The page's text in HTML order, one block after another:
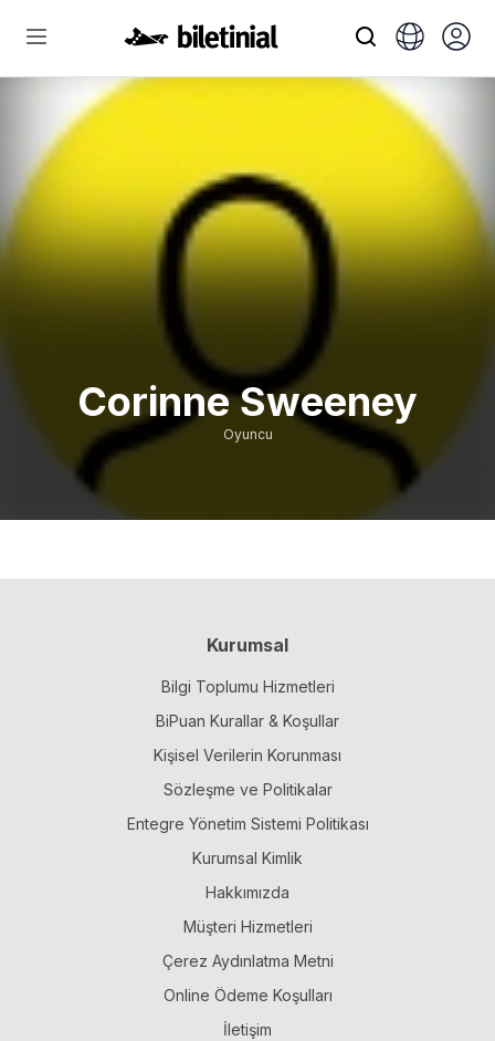
Corinne Sweeney
Oyuncu
Kurumsal
Bilgi Toplumu Hizmetleri
BiPuan Kurallar & Koşullar
Kişisel Verilerin Korunması
Sözleşme ve Politikalar
Entegre Yönetim Sistemi Politikası
Kurumsal Kimlik
Hakkımızda
Müşteri Hizmetleri
Çerez Aydınlatma Metni
Online Ödeme Koşulları
İletişim